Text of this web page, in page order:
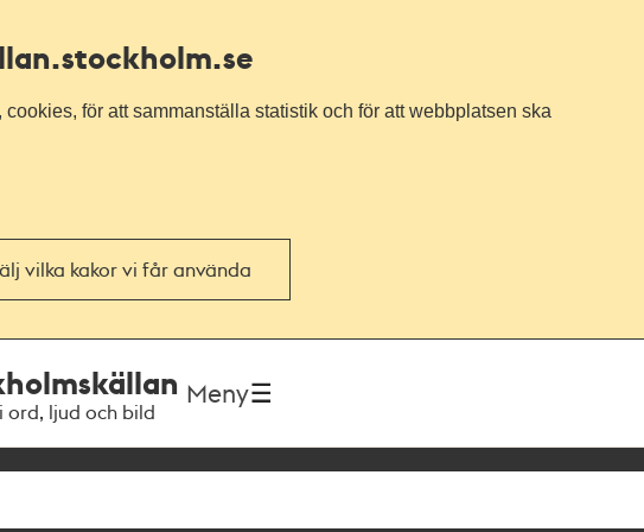
.stockholm.se
för att sammanställa statistik och för att webbplatsen ska
vilka kakor vi får använda
ord, ljud och bild
Meny